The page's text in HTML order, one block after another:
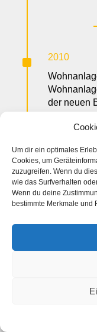
Um dir ein optimales
Cookies, um
zuzugreifen. Wenn du
wie das Surfverhalten
Wenn du deine
bestimmte Merkmale und
^
2010
der neuen
Kellotat-
Str. 1,
Bereich
der
Dächer